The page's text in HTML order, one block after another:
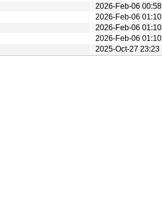
2026-Feb-06 00:58
2026-Feb-06 01:10
2026-Feb-06 01:10
2026-Feb-06 01:10
2025-Oct-27 23:23